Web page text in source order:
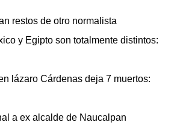
restos de otro normalista
y Egipto son totalmente distintos:
lázaro Cárdenas deja 7 muertos:
a ex alcalde de Naucalpan